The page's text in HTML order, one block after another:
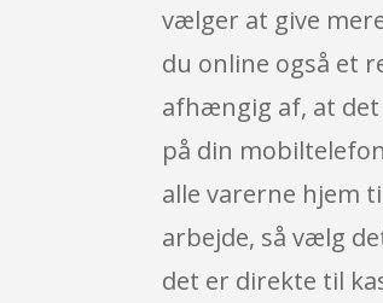
vælger at give
du online også et
afhængig af, at
på din
alle varerne hjem
arbejde, så vælg
det er direkte til